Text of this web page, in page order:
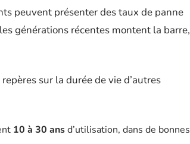
peuvent présenter des taux de panne
générations récentes montent la barre,
sur la durée de vie d’autres
10 à 30 ansd’utilisation, dans de bonnes